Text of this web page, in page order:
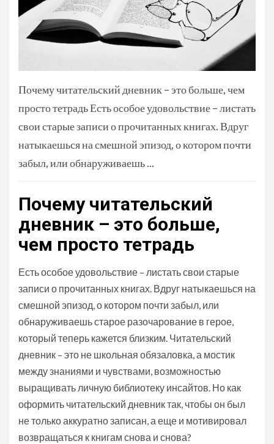
Почему читательский дневник – это больше, чем
просто тетрадь Есть особое удовольствие – листать
свои старые записи о прочитанных книгах. Вдруг
натыкаешься на смешной эпизод, о котором почти
забыл, или обнаруживаешь ...
Почему читательский
дневник – это больше,
чем просто тетрадь
Есть особое удовольствие – листать свои старые
записи о прочитанных книгах. Вдруг натыкаешься на
смешной эпизод, о котором почти забыл, или
обнаруживаешь старое разочарование в герое,
который теперь кажется близким. Читательский
дневник – это не школьная обязаловка, а мостик
между знаниями и чувствами, возможностью
выращивать личную библиотеку инсайтов. Но как
оформить читательский дневник так, чтобы он был
не только аккуратно записан, а еще и мотивировал
возвращаться к книгам снова и снова?